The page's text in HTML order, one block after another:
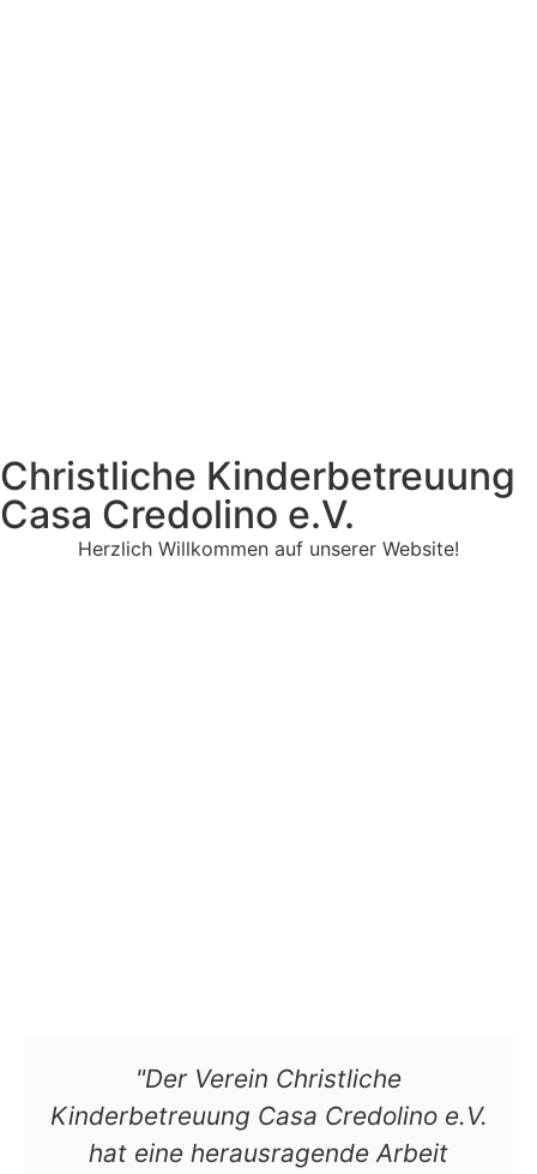
Christliche Kinderbetreuung
Casa Credolino e.V.
Herzlich Willkommen auf unserer Website!
"Der Verein Christliche
Kinderbetreuung Casa Credolino e.V.
hat eine herausragende Arbeit